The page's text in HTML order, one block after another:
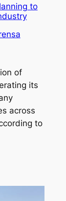
to
of
its
across
to